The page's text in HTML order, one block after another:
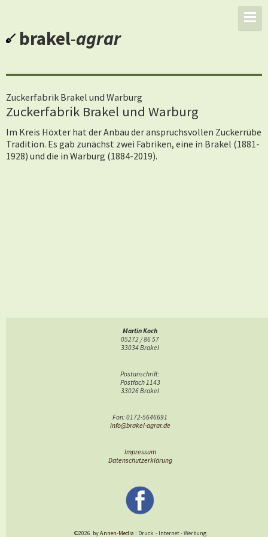
brakel-agrar
Zuckerfabrik Brakel und Warburg
Zuckerfabrik Brakel und Warburg
Im Kreis Höxter hat der Anbau der anspruchsvollen Zuckerrübe
Tradition. Es gab zunächst zwei Fabriken, eine in Brakel (1881-
1928) und die in Warburg (1884-2019).
Martin Koch
05272 / 86 57
33034 Brakel
Postanschrift:
Postfach 1143
33026 Brakel
Fon: 0172-5646691
info@brakel-agrar.de
Impressum
Datenschutzerklärung
©2026 byAnnen-Media : Druck - Internet-Werbung